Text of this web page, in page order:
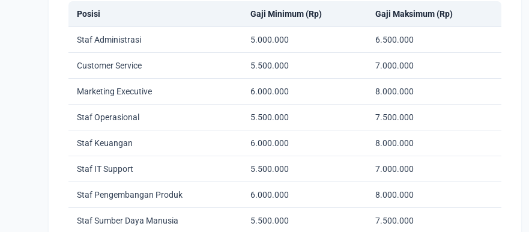
Posisi Gaji Minimum (Rp) Gaji Maksimum (Rp)
Staf Administrasi 5.000.000 6.500.000
Customer Service 5.500.000 7.000.000
Marketing Executive 6.000.000 8.000.000
Staf Operasional 5.500.000 7.500.000
Staf Keuangan 6.000.000 8.000.000
Staf IT Support 5.500.000 7.000.000
Staf Pengembangan Produk 6.000.000 8.000.000
Staf Sumber Daya Manusia 5.500.000 7.500.000